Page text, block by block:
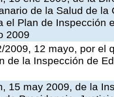
de la Salud de
el Plan de Inspección
2009
2009, 12 mayo, por el
de la Inspección de
15 may 2009, de la